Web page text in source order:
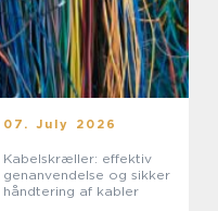
07. July 2026
Kabelskræller: effektiv
genanvendelse og sikker
håndtering af kabler